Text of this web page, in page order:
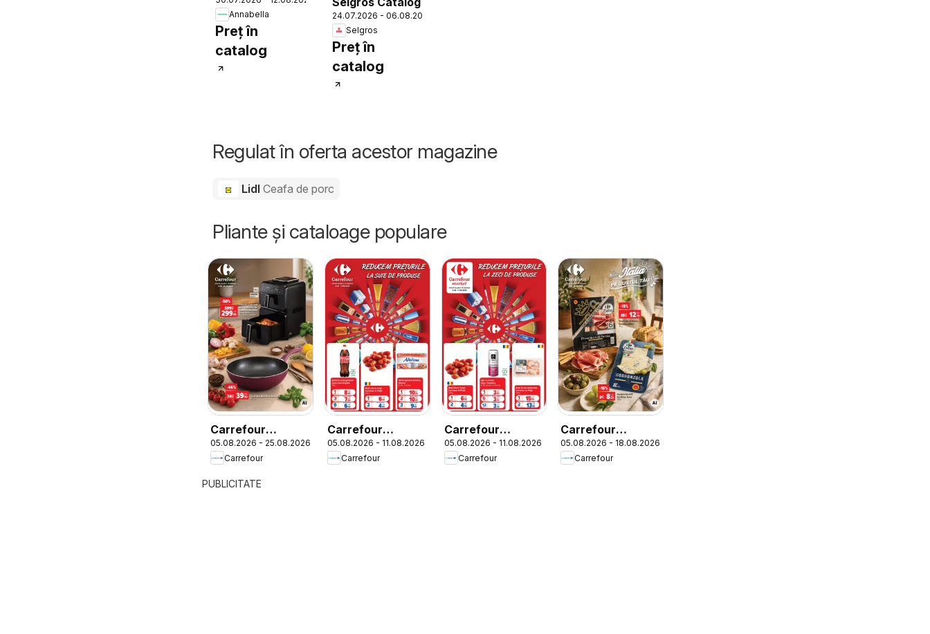
Annabella
Preț în
catalog
24.07.2026 - 06.08.2026
Selgros
Preț în
catalog
Regulat în oferta acestor magazine
Lidl Ceafa de porc
Pliante și cataloage populare
Carrefour
Catalog Nonfood
05.08.2026 - 25.08.2026
Carrefour
Carrefour
Catalog
05.08.2026 - 11.08.2026
Carrefour
Carrefour
Catalog Market
05.08.2026 - 11.08.2026
Carrefour
Carrefour
Catalog Special
Italian week
05.08.2026 - 18.08.2026
Carrefour
PUBLICITATE